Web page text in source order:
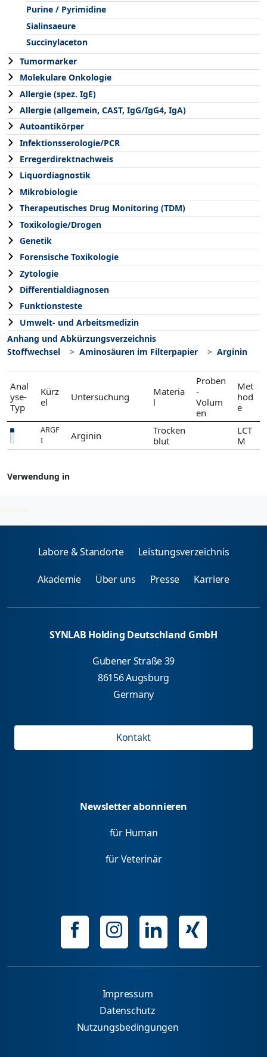
Purine / Pyrimidine
Sialinsaeure
Succinylaceton
Tumormarker
Molekulare Onkologie
Allergie (spez. IgE)
Allergie (allgemein, CAST, IgG/IgG4, IgA)
Autoantikörper
Infektionsserologie/PCR
Erregerdirektnachweis
Liquordiagnostik
Mikrobiologie
Therapeutisches Drug Monitoring (TDM)
Toxikologie/Drogen
Genetik
Forensische Toxikologie
Zytologie
Differentialdiagnosen
Funktionsteste
Umwelt- und Arbeitsmedizin
Anhang und Abkürzungsverzeichnis
Stoffwechsel
Aminosäuren im Filterpapier Arginin
Anal
yse-
Typ
Kürz
el
Untersuchung
Materia
l
Proben
-
Volum
en
Met
hod
e
ARGF
I
Arginin
Trocken
blut
LCT
M
Verwendung in
2026-08-08
Labore & Standorte Leistungsverzeichnis
Akademie Über uns Presse Karriere
SYNLAB Holding Deutschland GmbH
Gubener Straße 39
86156 Augsburg
Germany
Kontakt
Newsletter abonnieren
für Human
für Veterinär
Impressum
Datenschutz
Nutzungsbedingungen